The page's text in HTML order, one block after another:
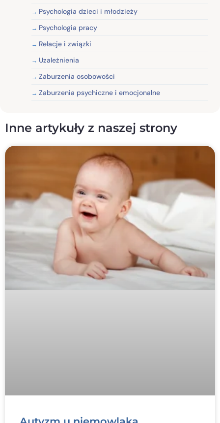
Psychologia dzieci i młodzieży
Psychologia pracy
Relacje i związki
Uzależnienia
Zaburzenia osobowości
Zaburzenia psychiczne i emocjonalne
Inne artykuły z naszej strony